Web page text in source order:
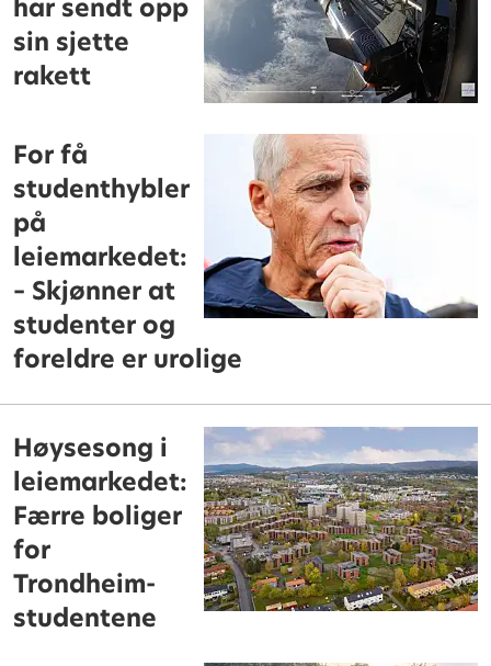
har sendt opp
sin sjette
rakett
For få
studenthybler
på
leiemarkedet:
– Skjønner at
studenter og
foreldre er urolige
Høysesong i
leiemarkedet:
Færre boliger
for
Trondheim-
studentene